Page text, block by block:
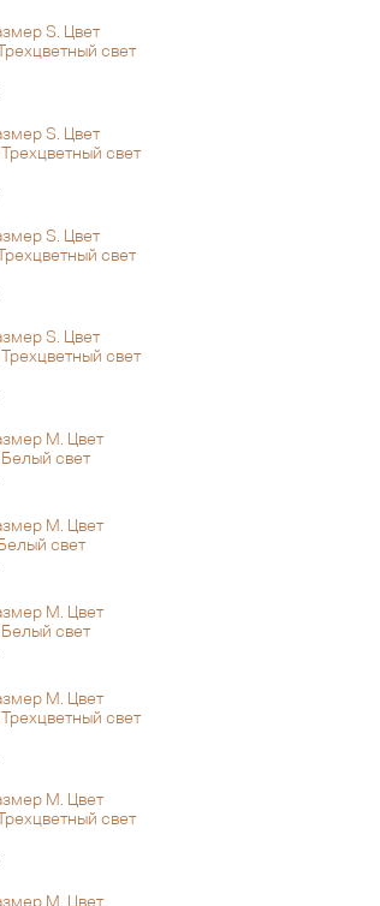
S. Цвет
свет
S. Цвет
свет
S. Цвет
свет
S. Цвет
свет
M. Цвет
свет
M. Цвет
свет
M. Цвет
свет
M. Цвет
свет
M. Цвет
свет
M. Цвет